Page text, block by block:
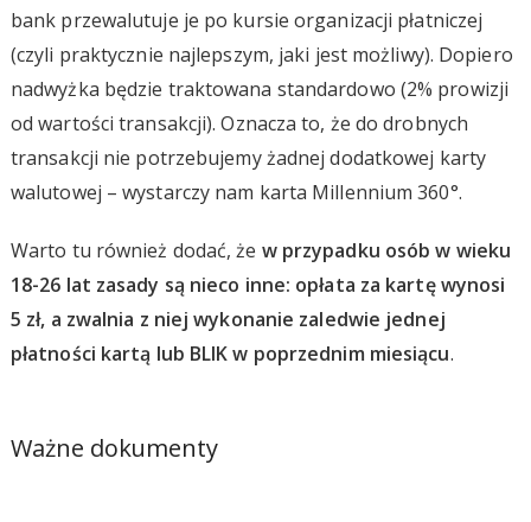
bank przewalutuje je po kursie organizacji płatniczej
(czyli praktycznie najlepszym, jaki jest możliwy). Dopiero
nadwyżka będzie traktowana standardowo (2% prowizji
od wartości transakcji). Oznacza to, że do drobnych
transakcji nie potrzebujemy żadnej dodatkowej karty
walutowej – wystarczy nam karta Millennium 360°.
Warto tu również dodać, że w przypadku osób w wieku
18-26 lat zasady są nieco inne: opłata za kartę wynosi
5 zł, a zwalnia z niej wykonanie zaledwie jednej
płatności kartą lub BLIK w poprzednim miesiącu.
Ważne dokumenty